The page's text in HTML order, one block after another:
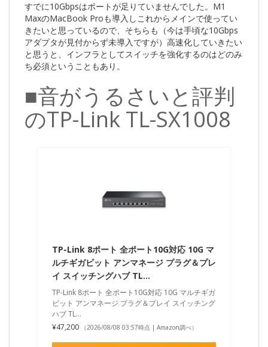
すでに10Gbpsはポートが足りていませんでした。M1
MaxのMacBook Proも導入しこれからメインで使ってい
きたいと思っているので、そちらも（今は手頃な10Gbps
アダプタが見付からず未導入ですが）高速化していきたい
と思うと、インフラとしてスイッチを強化するのはどのみ
ち必須ということもあり。
■音がうるさいと評判
のTP-Link TL-SX1008
TP-Link 8ポート 全ポート10G対応 10G マ
ルチギガビット アンマネージ プラグ＆プレ
イ スイッチングハブ TL…
TP-Link 8ポート 全ポート10G対応 10G マルチギガ
ビット アンマネージ プラグ＆プレイ スイッチング
ハブ TL…
¥47,200
（2026/08/08 03:57時点 | Amazon調べ）